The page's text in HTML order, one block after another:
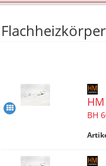
BH